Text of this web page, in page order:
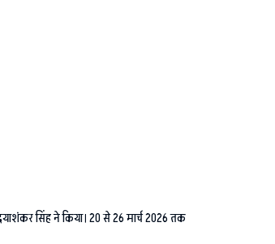
सिंह ने किया। 20 से 26 मार्च 2026 तक